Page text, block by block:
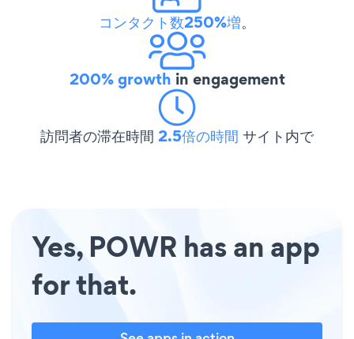
コンタクト数250%増。
200% growth in engagement
訪問者の滞在時間 2.5倍の時間 サイト内で
Yes, POWR has an app
for that.